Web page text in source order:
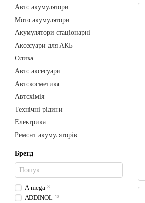
Авто акумулятори
Мото акумулятори
Акумулятори стаціонарні
Аксесуари для АКБ
Олива
Авто аксесуари
Автокосметика
Автохімія
Технічні рідини
Електрика
Ремонт акумуляторів
Бренд
A-mega 3
ADDINOL 18